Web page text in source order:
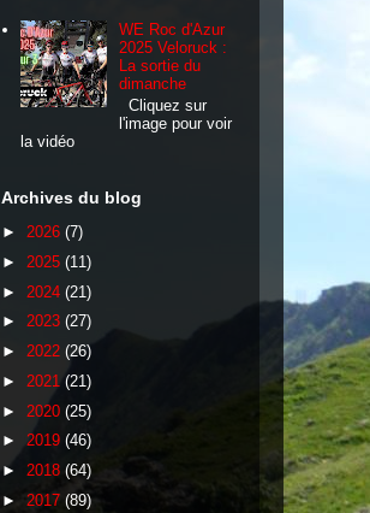
WE Roc d'Azur
2025 Veloruck :
La sortie du
dimanche
Cliquez sur
l'image pour voir
la vidéo
Archives du blog
► 2026 (7)
► 2025 (11)
► 2024 (21)
► 2023 (27)
► 2022 (26)
► 2021(21)
► 2020 (25)
► 2019 (46)
► 2018 (64)
► 2017 (89)